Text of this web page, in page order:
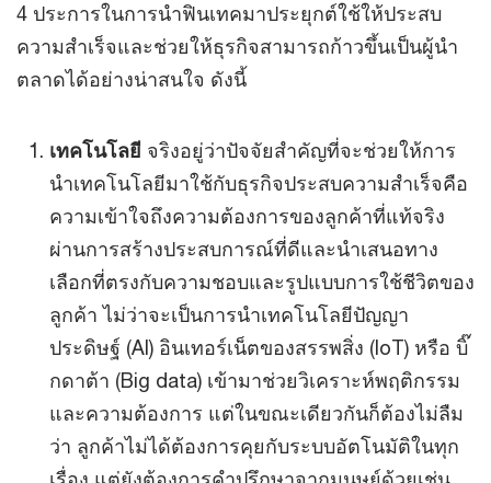
4 ประการในการนำฟินเทคมาประยุกต์ใช้ให้ประสบ
ความสำเร็จและช่วยให้ธุรกิจสามารถก้าวขึ้นเป็นผู้นำ
ตลาดได้อย่างน่าสนใจ ดังนี้
เทคโนโลยี จริงอยู่ว่าปัจจัยสำคัญที่จะช่วยให้การ
นำเทคโนโลยีมาใช้กับธุรกิจประสบความสำเร็จคือ
ความเข้าใจถึงความต้องการของลูกค้าที่แท้จริง
ผ่านการสร้างประสบการณ์ที่ดีและนำเสนอทาง
เลือกที่ตรงกับความชอบและรูปแบบการใช้ชีวิตของ
ลูกค้า ไม่ว่าจะเป็นการนำเทคโนโลยีปัญญา
ประดิษฐ์ (AI) อินเทอร์เน็ตของสรรพสิ่ง (IoT) หรือ บิ๊
กดาต้า (Big data) เข้ามาช่วยวิเคราะห์พฤติกรรม
และความต้องการ แต่ในขณะเดียวกันก็ต้องไม่ลืม
ว่า ลูกค้าไม่ได้ต้องการคุยกับระบบอัตโนมัติในทุก